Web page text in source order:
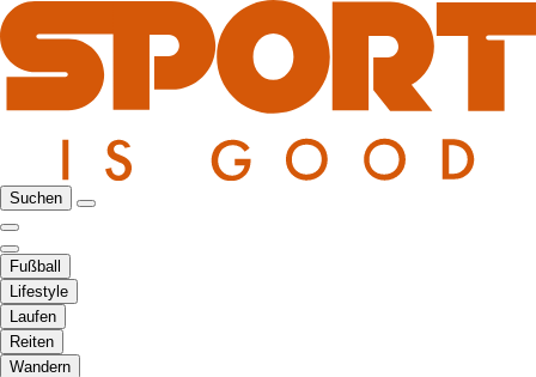
Suchen
Fußball
Lifestyle
Laufen
Reiten
Wandern